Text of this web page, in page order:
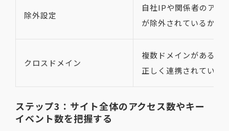
除外設定
自社IPや関係者のアク
が除外されているか
クロスドメイン
複数ドメインがある場
正しく連携されている
ステップ3：サイト全体のアクセス数やキー
イベント数を把握する